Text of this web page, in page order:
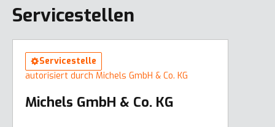
Servicestellen
Servicestelle
autorisiert durch Michels GmbH & Co. KG
Michels GmbH & Co. KG